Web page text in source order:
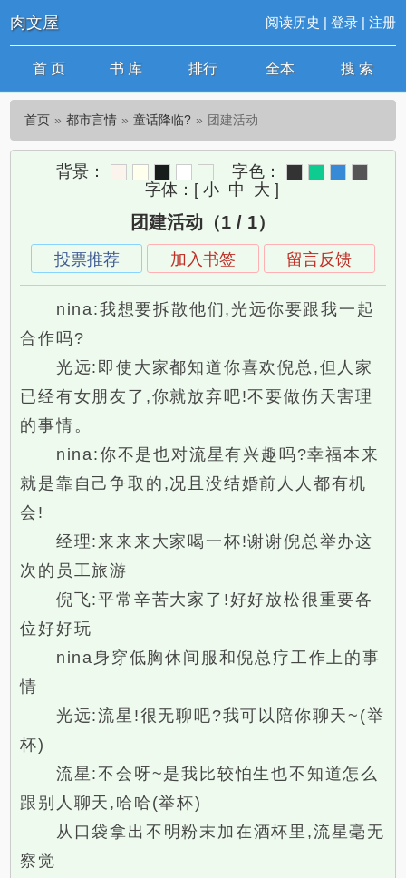
肉文屋 阅读历史 | 登录| 注册
首 页 书 库 排行 全本 搜 索
首页 都市言情 童话降临? 团建活动
背景：
字色：
字体： [ 小 中 大 ]
团建活动（1 / 1）
投票推荐 加入书签 留言反馈
nina:我想要拆散他们,光远你要跟我一起
合作吗?
光远:即使大家都知道你喜欢倪总,但人家
已经有女朋友了,你就放弃吧!不要做伤天害理
的事情。
nina:你不是也对流星有兴趣吗?幸福本来
就是靠自己争取的,况且没结婚前人人都有机
会!
经理:来来来大家喝一杯!谢谢倪总举办这
次的员工旅游
倪飞:平常辛苦大家了!好好放松很重要各
位好好玩
nina身穿低胸休间服和倪总疗工作上的事
情
光远:流星!很无聊吧?我可以陪你聊天~(举
杯)
流星:不会呀~是我比较怕生也不知道怎么
跟别人聊天,哈哈(举杯)
从口袋拿出不明粉末加在酒杯里,流星毫无
察觉